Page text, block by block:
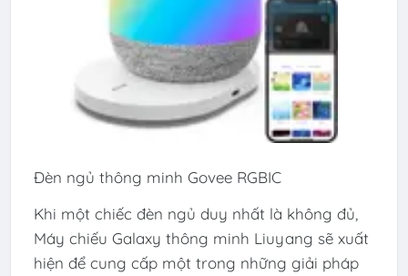
Đèn ngủ thông minh Govee RGBIC
Khi một chiếc đèn ngủ duy nhất là không đủ,
Máy chiếu Galaxy thông minh Liuyang sẽ xuất
hiện để cung cấp một trong những giải pháp